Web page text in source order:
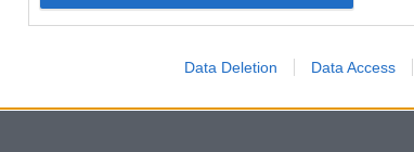
Data Deletion Data Access